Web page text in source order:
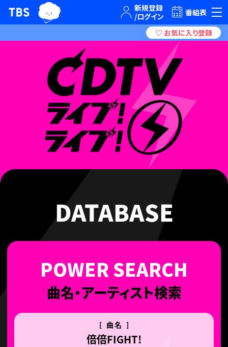
TBSテレビ｜ときめくときを。 番組表
DATABASE
曲名・アーティスト検索
[ 曲名 ]
倍倍FIGHT!